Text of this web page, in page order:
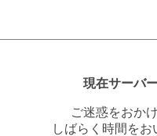
現在サーバ
ご迷惑をおか
しばらく時間を